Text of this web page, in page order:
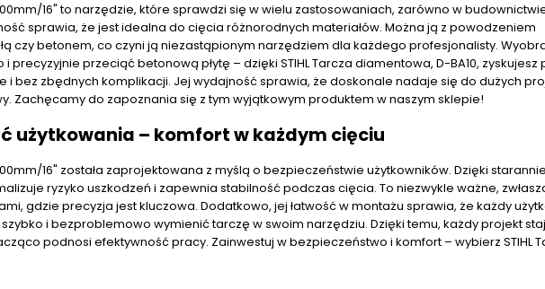
16" to narzędzie, które sprawdzi się w wielu zastosowaniach, zarówno w
sprawia, że jest idealna do cięcia różnorodnych materiałów. Można ją z powodzeniem
czy betonem, co czyni ją niezastąpionym narzędziem dla każdego profesjonalisty.
precyzyjnie przeciąć betonową płytę – dzięki STIHL Tarcza diamentowa, D-BA10, zyskujesz
i bez zbędnych komplikacji. Jej wydajność sprawia, że doskonale nadaje się do dużych
Zachęcamy do zapoznania się z tym wyjątkowym produktem w naszym sklepie!
użytkowania – komfort w każdym cięciu
16" została zaprojektowana z myślą o bezpieczeństwie użytkowników. Dzięki starannie
ryzyko uszkodzeń i zapewnia stabilność podczas cięcia. To niezwykle ważne,
gdzie precyzja jest kluczowa. Dodatkowo, jej łatwość w montażu sprawia, że każdy
i bezproblemowo wymienić tarczę w swoim narzędziu. Dzięki temu, każdy projekt
podnosi efektywność pracy. Zainwestuj w bezpieczeństwo i komfort – wybierz STIHL